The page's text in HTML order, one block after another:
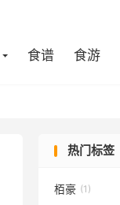
食谱 食游
热门标签
栢豪 (1)